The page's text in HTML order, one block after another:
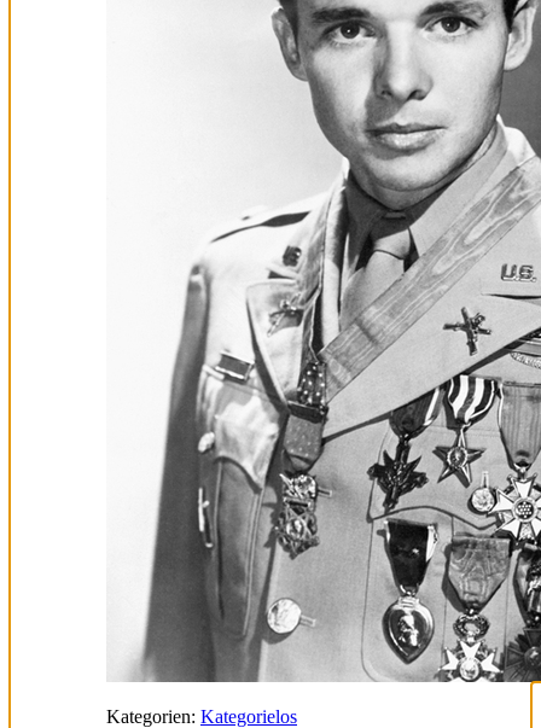
Kategorien: Kategorielos